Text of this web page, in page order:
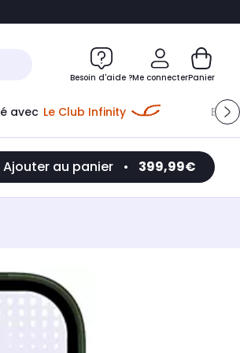
au chatbot
Besoin d'aide ?Me connecterPanier
avec Le Club Infinity
Ajouter au panier • 399,99€